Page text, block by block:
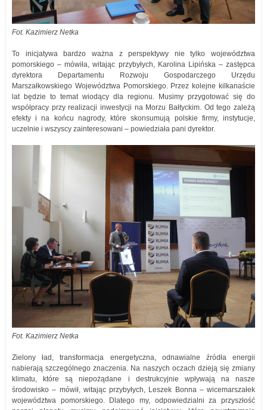
Fot. Kazimierz Netka
To inicjatywa bardzo ważna z perspektywy nie tylko województwa
pomorskiego – mówiła, witając przybyłych, Karolina Lipińska – zastępca
dyrektora Departamentu Rozwoju Gospodarczego Urzędu
Marszałkowskiego Województwa Pomorskiego. Przez kolejne kilkanaście
lat będzie to temat wiodący dla regionu. Musimy przygotować się do
współpracy przy realizacji inwestycji na Morzu Bałtyckim. Od tego zależą
efekty i na końcu nagrody, które skonsumują polskie firmy, instytucje,
uczelnie i wszyscy zainteresowani – powiedziała pani dyrektor.
Fot. Kazimierz Netka
Zielony ład, transformacja energetyczna, odnawialne źródła energii
nabierają szczególnego znaczenia. Na naszych oczach dzieją się zmiany
klimatu, które są niepożądane i destrukcyjnie wpływają na nasze
środowisko – mówił, witając przybyłych, Leszek Bonna – wicemarszałek
województwa pomorskiego. Dlatego my, odpowiedzialni za przyszłość